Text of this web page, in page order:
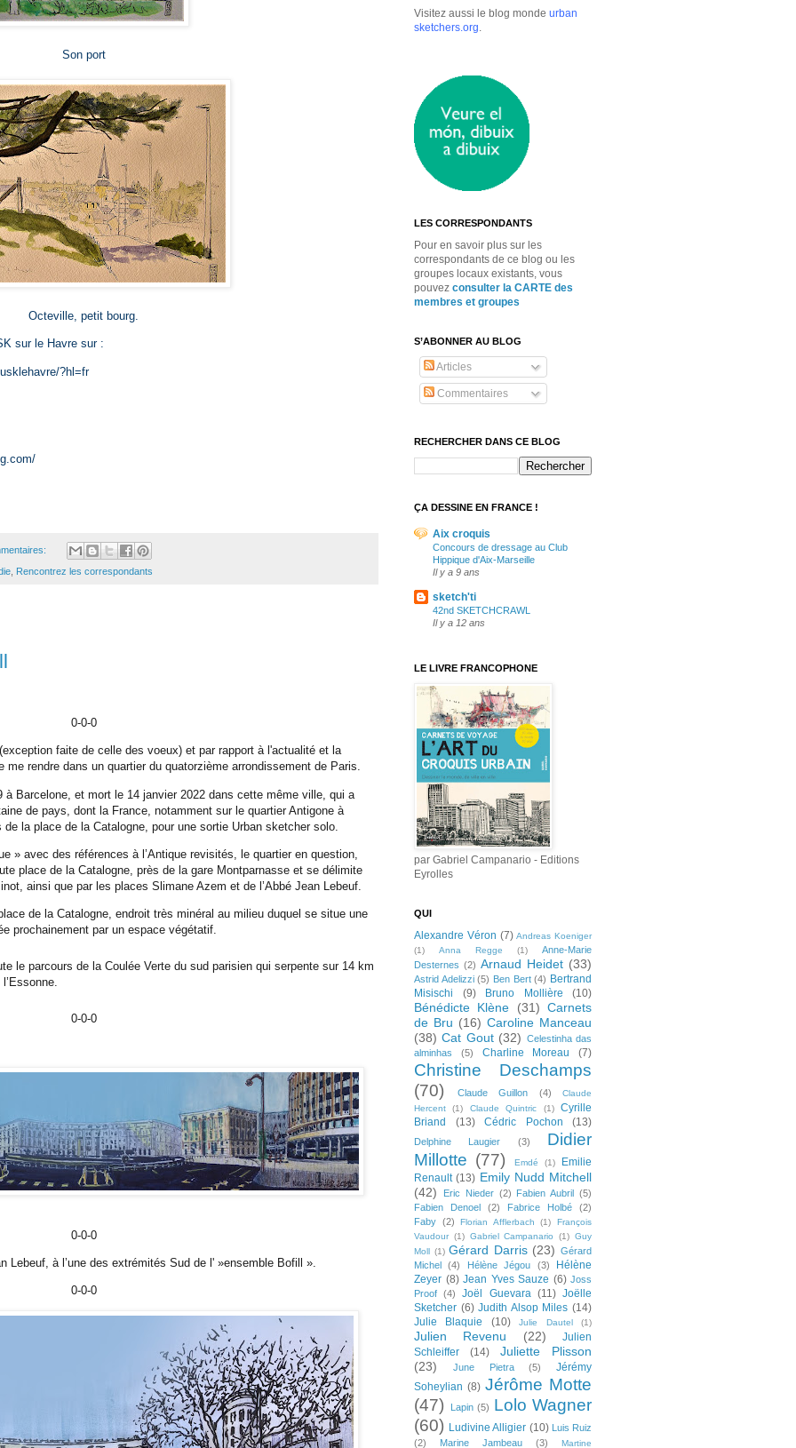
Son port
Octeville, petit bourg.
sur le Havre sur :
?hl=fr
Rencontrez les correspondants
0-0-0
faite de celle des voeux) et par rapport à l'actualité et la
rendre dans un quartier du quatorzième arrondissement de Paris.
Barcelone, et mort le 14 janvier 2022 dans cette même ville, qui a
de pays, dont la France, notamment sur le quartier Antigone à
la place de la Catalogne, pour une sortie Urban sketcher solo.
» avec des références à l’Antique revisités, le quartier en question,
place de la Catalogne, près de la gare Montparnasse et se délimite
ainsi que par les places Slimane Azem et de l’Abbé Jean Lebeuf.
de la Catalogne, endroit très minéral au milieu duquel se situe une
prochainement par un espace végétatif.
le parcours de la Coulée Verte du sud parisien qui serpente sur 14 km
0-0-0
0-0-0
Lebeuf, à l’une des extrémités Sud de l' »ensemble Bofill ».
0-0-0
Visitez aussi le blog monde urban
sketchers.org
LES CORRESPONDANTS
Pour en savoir plus sur les
correspondants de ce blog ou les
groupes locaux existants, vous
pouvez consulter la CARTE des
membres et groupes
S’ABONNER AU BLOG
Articles
Commentaires
RECHERCHER DANS CE BLOG
ÇA DESSINE EN FRANCE !
Aix croquis
Concours de dressage au Club
Hippique d'Aix-Marseille
Il y a 9 ans
sketch'ti
42nd SKETCHCRAWL
Il y a 12 ans
LE LIVRE FRANCOPHONE
par Gabriel Campanario - Editions
Eyrolles
QUI
Alexandre Véron (7) Andreas Koeniger
(1)
Anna Regge (1)
Anne-Marie
Desternes (2) Arnaud Heidet (33)
Astrid Adelizzi (5) Ben Bert (4) Bertrand
Misischi
(9) Bruno Mollière (10)
Bénédicte Klène (31) Carnets
de Bru (16) Caroline Manceau
(38) Cat Gout (32) Celestinha das
alminhas
(5) Charline Moreau (7)
Christine Deschamps
(70)
Claude Guillon (4)
Claude
Hercent
(1) Claude Quintric (1)
Cyrille
Briand
(13) Cédric Pochon (13)
Delphine Laugier (3)
Didier
Millotte (77) Emdé (1)
Emilie
Renault (13) Emily Nudd Mitchell
(42)
Eric Nieder (2) Fabien Aubril (5)
Fabien Denoel
(2) Fabrice Holbé
(2)
Faby (2) Florian Afflerbach (1)
François
Vaudour (1) Gabriel Campanario (1) Guy
Moll (1) Gérard Darris (23) Gérard
Michel
(4) Hélène Jégou (3)
Hélène
Zeyer (8) Jean Yves Sauze (6) Joss
Proof
(4) Joël Guevara (11) Joëlle
Sketcher (6) Judith Alsop Miles (14)
Julie Blaquie
(10) Julie Dautel (1)
Julien Revenu (22)
Julien
Schleiffer
(14)
Juliette Plisson
(23)
June Pietra (5)
Jérémy
Soheylian (8) Jérôme Motte
(47)
Lapin (5) Lolo Wagner
(60) Ludivine Alligier (10) Luis Ruiz
(2)
Marine Jambeau (3) Martine